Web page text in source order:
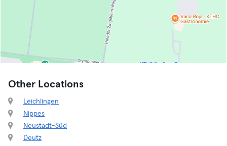
Other Locations
Leichlingen
Nippes
Neustadt-Süd
Deutz